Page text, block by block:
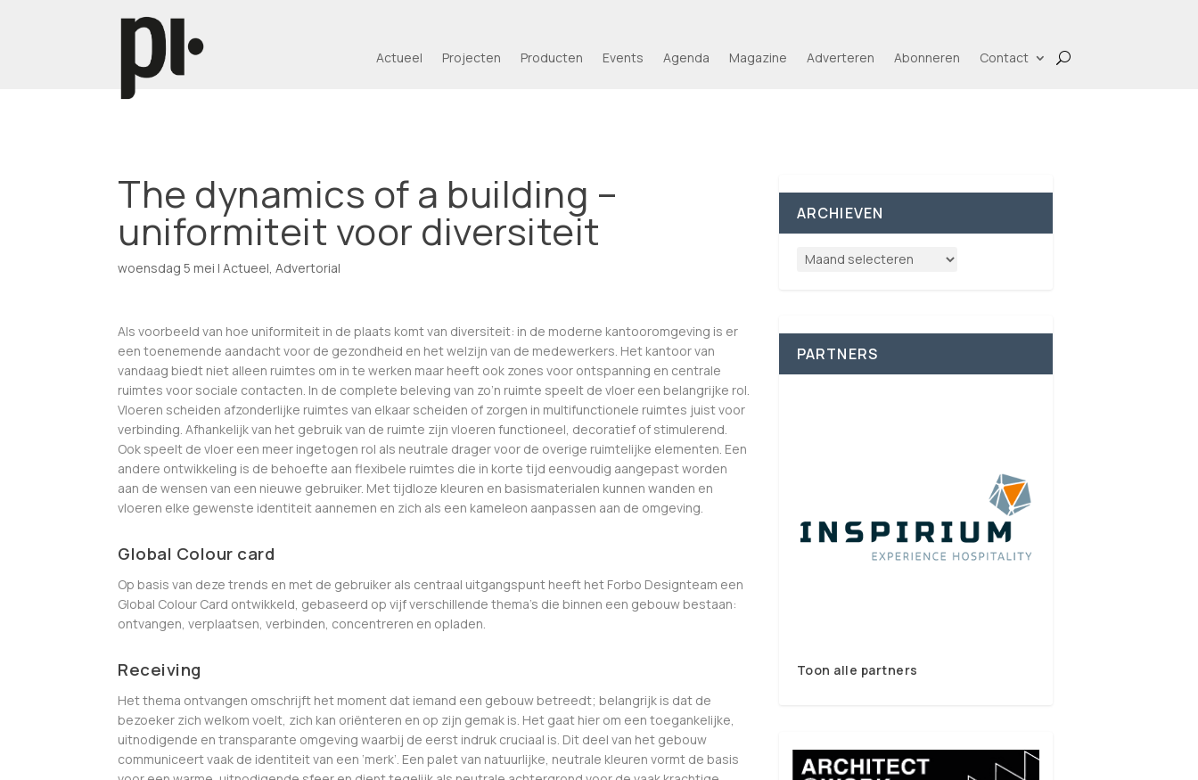
Actueel Projecten Producten Events Agenda Magazine Adverteren Abonneren Contact
The dynamics of a building –
uniformiteit voor diversiteit
woensdag 5 mei | Actueel Advertorial
Als voorbeeld van hoe uniformiteit in de plaats komt van diversiteit: in de moderne kantooromgeving is er
een toenemende aandacht voor de gezondheid en het welzijn van de medewerkers. Het kantoor van
vandaag biedt niet alleen ruimtes om in te werken maar heeft ook zones voor ontspanning en centrale
ruimtes voor sociale contacten. In de complete beleving van zo’n ruimte speelt de vloer een belangrijke rol.
Vloeren scheiden afzonderlijke ruimtes van elkaar scheiden of zorgen in multifunctionele ruimtes juist voor
verbinding. Afhankelijk van het gebruik van de ruimte zijn vloeren functioneel, decoratief of stimulerend.
Ook speelt de vloer een meer ingetogen rol als neutrale drager voor de overige ruimtelijke elementen. Een
andere ontwikkeling is de behoefte aan flexibele ruimtes die in korte tijd eenvoudig aangepast worden
aan de wensen van een nieuwe gebruiker. Met tijdloze kleuren en basismaterialen kunnen wanden en
vloeren elke gewenste identiteit aannemen en zich als een kameleon aanpassen aan de omgeving.
Global Colour card
Op basis van deze trends en met de gebruiker als centraal uitgangspunt heeft het Forbo Designteam een
Global Colour Card ontwikkeld, gebaseerd op vijf verschillende thema’s die binnen een gebouw bestaan:
ontvangen, verplaatsen, verbinden, concentreren en opladen.
Receiving
Het thema ontvangen omschrijft het moment dat iemand een gebouw betreedt; belangrijk is dat de
bezoeker zich welkom voelt, zich kan oriënteren en op zijn gemak is. Het gaat hier om een toegankelijke,
uitnodigende en transparante omgeving waarbij de eerst indruk cruciaal is. Dit deel van het gebouw
communiceert vaak de identiteit van een ‘merk’. Een palet van natuurlijke, neutrale kleuren vormt de basis
ARCHIEVEN
PARTNERS
Toon alle partners